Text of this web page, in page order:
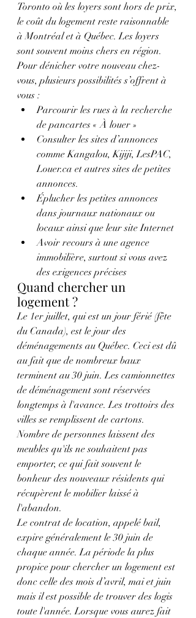
Toronto où les loyers sont hors de prix,
le coût du logement reste raisonnable
à Montréal et à Québec. Les loyers
sont souvent moins chers en région.
Pour dénicher votre nouveau chez-
vous, plusieurs possibilités s’offrent à
vous :
Parcourir les rues à la recherche
de pancartes « À louer »
Consulter les sites d’annonces
comme Kangalou, Kijiji, LesPAC,
Louer.ca et autres sites de petites
annonces.
Éplucher les petites annonces
dans journaux nationaux ou
locaux ainsi que leur site Internet
Avoir recours à une agence
immobilière, surtout si vous avez
des exigences précises
Quand chercher un
logement ?
Le 1er juillet, qui est un jour férié (fête
du Canada), est le jour des
déménagements au Québec. Ceci est dû
au fait que de nombreux baux
terminent au 30 juin. Les camionnettes
de déménagement sont réservées
longtemps à l'avance. Les trottoirs des
villes se remplissent de cartons.
Nombre de personnes laissent des
meubles qu'ils ne souhaitent pas
emporter, ce qui fait souvent le
bonheur des nouveaux résidents qui
récupèrent le mobilier laissé à
l'abandon.
Le contrat de location, appelé bail,
expire généralement le 30 juin de
chaque année. La période la plus
propice pour chercher un logement est
donc celle des mois d’avril, mai et juin
mais il est possible de trouver des logis
toute l'année. Lorsque vous aurez fait